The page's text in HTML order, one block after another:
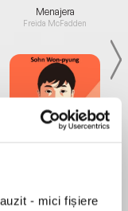
- mici fișiere
Menajera
Freida McFadden